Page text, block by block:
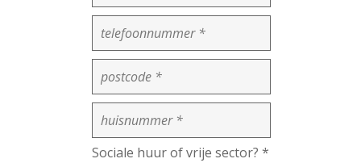
Sociale huur of vrije sector? *